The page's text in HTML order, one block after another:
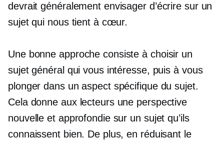
devrait généralement envisager d’écrire sur un
sujet qui nous tient à cœur.
Une bonne approche consiste à choisir un
sujet général qui vous intéresse, puis à vous
plonger dans un aspect spécifique du sujet.
Cela donne aux lecteurs une perspective
nouvelle et approfondie sur un sujet qu’ils
connaissent bien. De plus, en réduisant le